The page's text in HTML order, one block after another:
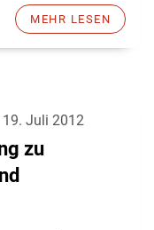
MEHR LESEN
Juli 2012
zu